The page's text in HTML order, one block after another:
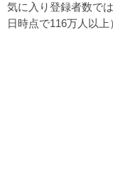
気に入り登録者数で
日時点で116万人以上